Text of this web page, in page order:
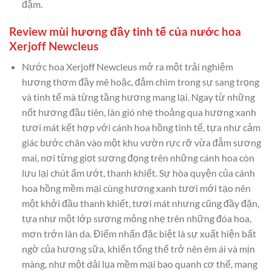
đậm.
Review mùi hương đầy tinh tế của nước hoa
Xerjoff Newcleus
Nước hoa Xerjoff Newcleus mở ra một trải nghiệm
hương thơm đầy mê hoặc, đắm chìm trong sự sang trọng
và tinh tế mà từng tầng hương mang lại. Ngay từ những
nốt hương đầu tiên, làn gió nhẹ thoảng qua hương xanh
tươi mát kết hợp với cánh hoa hồng tinh tế, tựa như cảm
giác bước chân vào một khu vườn rực rỡ vừa đẫm sương
mai, nơi từng giọt sương đọng trên những cánh hoa còn
lưu lại chút ẩm ướt, thanh khiết. Sự hòa quyện của cánh
hoa hồng mềm mại cùng hương xanh tươi mới tạo nên
một khởi đầu thanh khiết, tươi mát nhưng cũng đầy đặn,
tựa như một lớp sương mỏng nhẹ trên những đóa hoa,
mơn trớn làn da. Điểm nhấn đặc biệt là sự xuất hiện bất
ngờ của hương sữa, khiến tổng thể trở nên êm ái và mịn
màng, như một dải lụa mềm mại bao quanh cơ thể, mang